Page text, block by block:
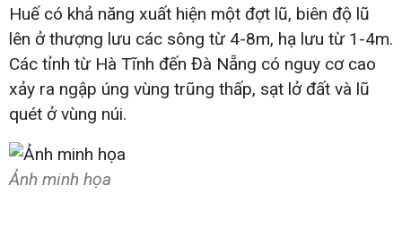
Huế có khả năng xuất hiện một đợt lũ, biên độ lũ
lên ở thượng lưu các sông từ 4-8m, hạ lưu từ 1-4m.
Các tỉnh từ Hà Tĩnh đến Đà Nẵng có nguy cơ cao
xảy ra ngập úng vùng trũng thấp, sạt lở đất và lũ
quét ở vùng núi.
Ảnh minh họa